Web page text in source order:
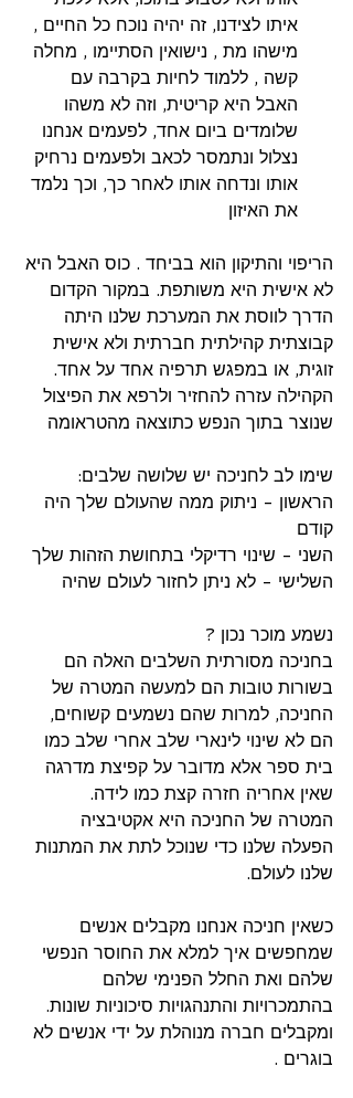
איתו לצידנו, זה יהיה נוכח כל החיים ,
מישהו מת , נישואין הסתיימו , מחלה
קשה , ללמוד לחיות בקרבה עם
האבל היא קריטית, וזה לא משהו
שלומדים ביום אחד, לפעמים אנחנו
נצלול ונתמסר לכאב ולפעמים נרחיק
אותו ונדחה אותו לאחר כך, וכך נלמד
את האיזון
הריפוי והתיקון הוא בביחד . כוס האבל היא
לא אישית היא משותפת. במקור הקדום
הדרך לווסת את המערכת שלנו היתה
קבוצתית קהילתית חברתית ולא אישית
זוגית, או במפגש תרפיה אחד על אחד.
הקהילה עזרה להחזיר ולרפא את הפיצול
שנוצר בתוך הנפש כתוצאה מהטראומה
שימו לב לחניכה יש שלושה שלבים:
הראשון - ניתוק ממה שהעולם שלך היה
קודם
השני - שינוי רדיקלי בתחושת הזהות שלך
השלישי - לא ניתן לחזור לעולם שהיה
נשמע מוכר נכון ?
בחניכה מסורתית השלבים האלה הם
בשורות טובות הם למעשה המטרה של
החניכה, למרות שהם נשמעים קשוחים,
הם לא שינוי לינארי שלב אחרי שלב כמו
בית ספר אלא מדובר על קפיצת מדרגה
שאין אחריה חזרה קצת כמו לידה.
המטרה של החניכה היא אקטיבציה
הפעלה שלנו כדי שנוכל לתת את המתנות
שלנו לעולם.
כשאין חניכה אנחנו מקבלים אנשים
שמחפשים איך למלא את החוסר הנפשי
שלהם ואת החלל הפנימי שלהם
בהתמכרויות והתנהגויות סיכוניות שונות.
ומקבלים חברה מנוהלת על ידי אנשים לא
בוגרים .